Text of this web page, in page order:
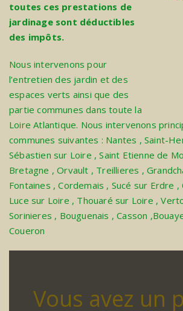
toutes ces prestations de
jardinage sont déductibles
des impôts.
Nous intervenons pour
l’entretien des jardin et des
espaces verts ainsi que des
partie communes dans toute la
Loire Atlantique. Nous intervenons
communes suivantes : Nantes ,Saint-
Sébastien sur Loire ,Saint Etienne de
Bretagne ,Orvault , Treillieres ,
Fontaines ,Cordemais , Sucé sur Erdre ,
Luce sur Loire , Thouaré sur Loire ,
Sorinieres , Bouguenais ,Casson ,
Coueron
Vous avez un